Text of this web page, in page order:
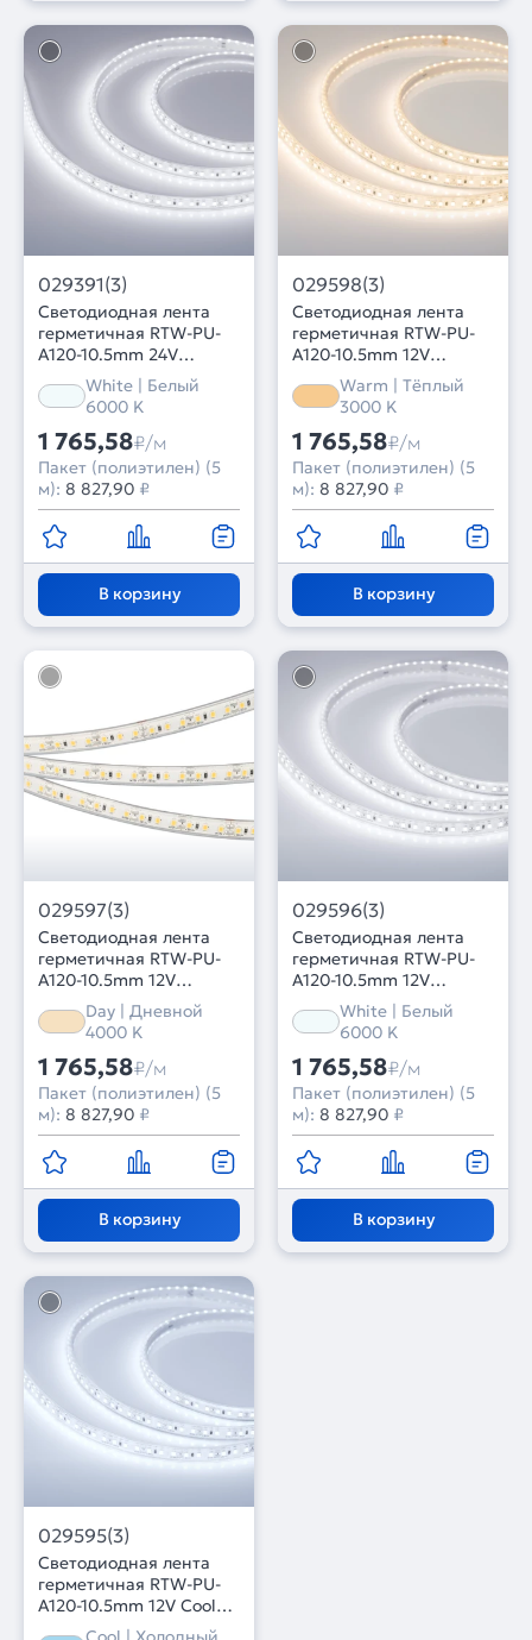
029391(3)
Светодиодная лента
герметичная RTW-PU-
A120-10.5mm 24V
White6000 (16.8 W/m,
IP68, Wire 2m, 5m)
(Arlight, -)
White | Белый
6000 K
1 765,58₽/м
Пакет (полиэтилен) (5
м): 8 827,90 ₽
В корзину
029598(3)
Светодиодная лента
герметичная RTW-PU-
A120-10.5mm 12V
Warm3000 (16.8 W/m,
IP68, Wire 2m, 5m)
(Arlight, -)
Warm | Тёплый
3000 K
1 765,58₽/м
Пакет (полиэтилен) (5
м): 8 827,90 ₽
В корзину
029597(3)
Светодиодная лента
герметичная RTW-PU-
A120-10.5mm 12V
Day4000 (16.8 W/m,
IP68, Wire 2m, 5m)
(Arlight, -)
Day | Дневной
4000 K
1 765,58₽/м
Пакет (полиэтилен) (5
м): 8 827,90 ₽
В корзину
029596(3)
Светодиодная лента
герметичная RTW-PU-
A120-10.5mm 12V
White6000 (16.8 W/m,
IP68, Wire 2m, 5m)
(Arlight, -)
White | Белый
6000 K
1 765,58₽/м
Пакет (полиэтилен) (5
м): 8 827,90 ₽
В корзину
029595(3)
Светодиодная лента
герметичная RTW-PU-
A120-10.5mm 12V Cool
8K (16.8 W/m, IP68,